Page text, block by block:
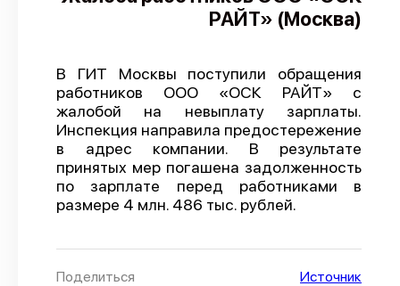
Новости
Трудовые конфликты
Отчеты
Предложить публикацию
Справочник
API
РАЙТ» (Москва)
В ГИТ Москвы поступили обращения
работников ООО «ОСК РАЙТ» с
жалобой на невыплату зарплаты.
Инспекция направила предостережение
в адрес компании. В результате
принятых мер погашена задолженность
по зарплате перед работниками в
размере 4 млн. 486 тыс. рублей.
Поделиться Источник